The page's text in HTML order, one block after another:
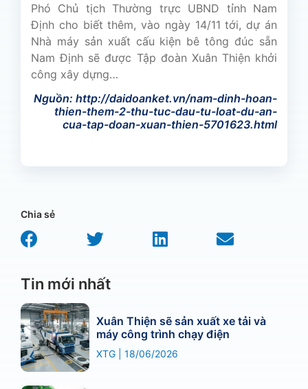
Phó Chủ tịch Thường trực UBND tỉnh Nam
Định cho biết thêm, vào ngày 14/11 tới, dự án
Nhà máy sản xuất cấu kiện bê tông đúc sẵn
Nam Định sẽ được Tập đoàn Xuân Thiện khởi
công xây dựng…
Nguồn: http://daidoanket.vn/nam-dinh-hoan-
thien-them-2-thu-tuc-dau-tu-loat-du-an-
cua-tap-doan-xuan-thien-5701623.html
Chia sẻ
Tin mới nhất
Xuân Thiện sẽ sản xuất xe tải và
máy công trình chạy điện
XTG 18/06/2026